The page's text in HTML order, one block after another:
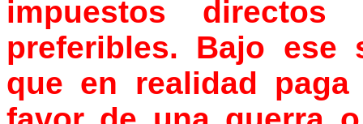
impuestos directos
preferibles. Bajo ese
que en realidad